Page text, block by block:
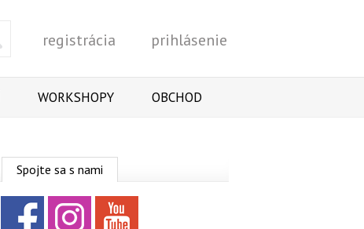
Vyhľadať
registrácia prihlásenie
WORKSHOPY OBCHOD
Spojte sa s nami
Facebook